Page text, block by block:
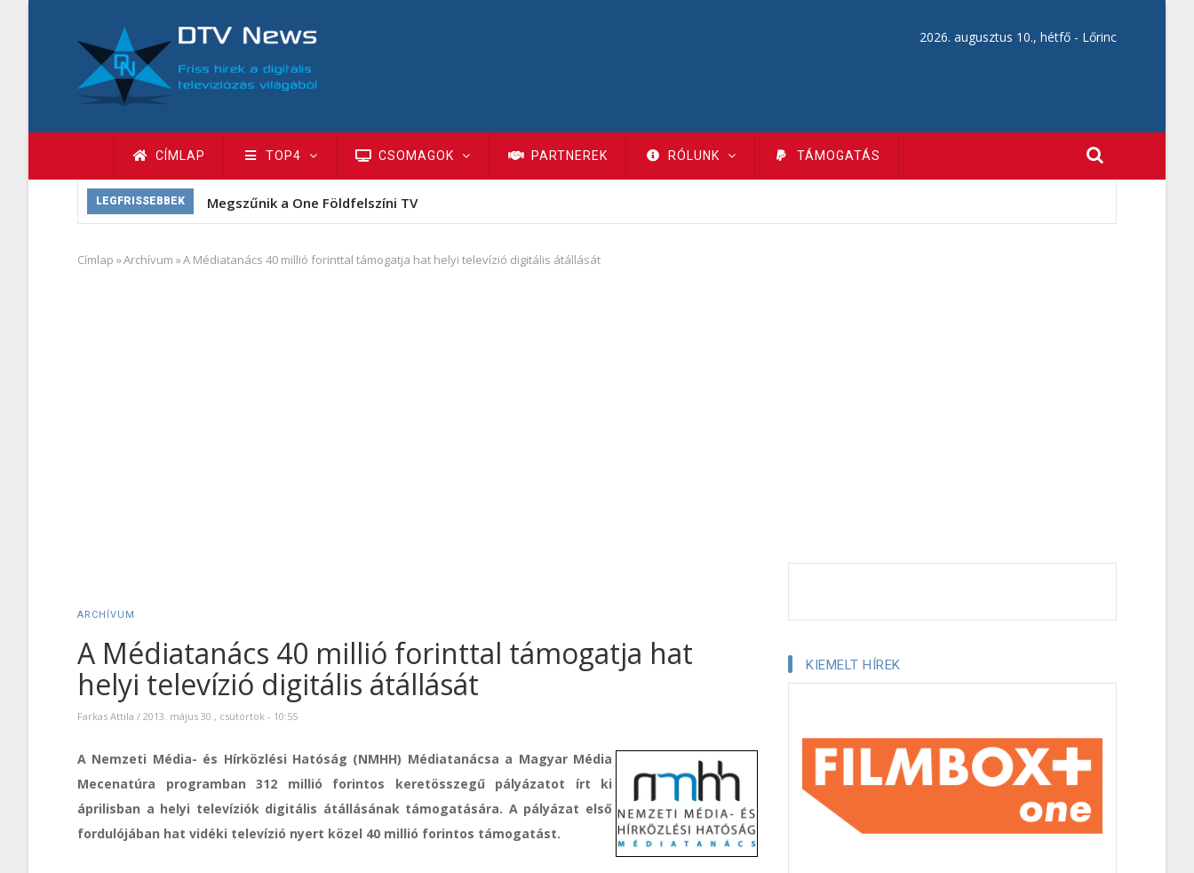
tartalomra
2026. augusztus 10., hétfő - Lőrinc
Fő
navigáció
CÍMLAP TOP4 CSOMAGOK PARTNEREK RÓLUNK TÁMOGATÁS
LEGFRISSEBBEK Megszűnik a One Földfelszíni TV
Morzsa
Címlap »Archívum »A Médiatanács 40 millió forinttal támogatja hat helyi televízió digitális átállását
ARCHÍVUM
A Médiatanács 40 millió forinttal támogatja hat
helyi televízió digitális átállását
Farkas Attila / 2013. május 30., csütörtök - 10:55
A Nemzeti Média- és Hírközlési Hatóság (NMHH) Médiatanácsa a Magyar Média
Mecenatúra programban 312 millió forintos keretösszegű pályázatot írt ki
áprilisban a helyi televíziók digitális átállásának támogatására. A pályázat első
fordulójában hat vidéki televízió nyert közel 40 millió forintos támogatást.
KIEMELT HÍREK